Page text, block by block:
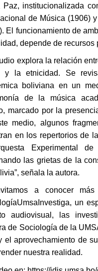
Paz, institucionalizada
de Música (1906)
El funcionamiento de
depende de recursos
explora la relación
y la etnicidad. Se
boliviana en un
de la música
marcado por la
medio, algunos
en los repertorios de
Experimental de
las grietas de la
señala la autora.
a conocer
un
audiovisual, las
de Sociología de la
el aprovechamiento de
nuestra realidad.